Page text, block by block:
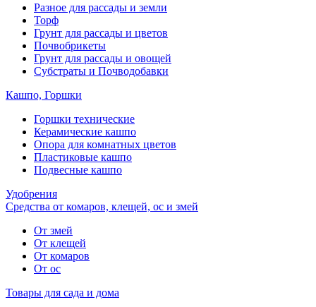
Разное для рассады и земли
Торф
Грунт для рассады и цветов
Почвобрикеты
Грунт для рассады и овощей
Субстраты и Почводобавки
Кашпо, Горшки
Горшки технические
Керамические кашпо
Опора для комнатных цветов
Пластиковые кашпо
Подвесные кашпо
Удобрения
Средства от комаров, клещей, ос и змей
От змей
От клещей
От комаров
От ос
Товары для сада и дома